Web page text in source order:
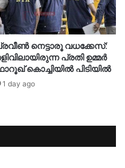
നെട്ടാരൂ വധക്കേസ്:
പ്രതി ഉമ്മർ
കൊച്ചിയിൽ പിടിയിൽ
1 day ago